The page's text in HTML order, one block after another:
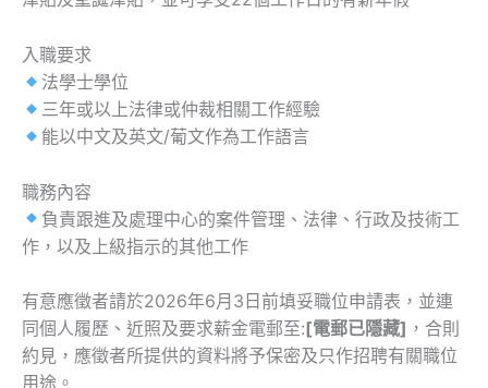
入職要求
法學士學位
三年或以上法律或仲裁相關工作經驗
能以中文及英文/葡文作為工作語言
職務內容
負責跟進及處理中心的案件管理、法律、行政及技術工
作，以及上級指示的其他工作
有意應徵者請於2026年6月3日前填妥職位申請表，並連
同個人履歷、近照及要求薪金電郵至:[電郵已隱藏] ，合則
約見，應徵者所提供的資料將予保密及只作招聘有關職位
用途。